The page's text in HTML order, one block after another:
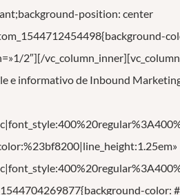
position: center
2″][/
e informativo de Inbound
color: